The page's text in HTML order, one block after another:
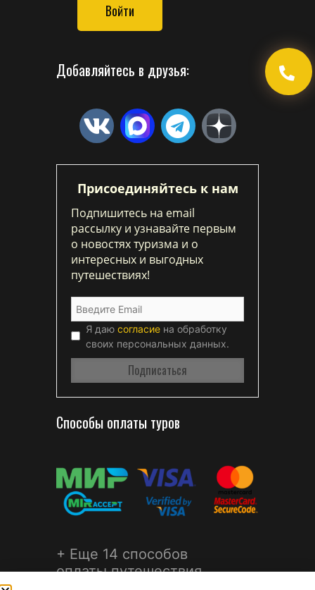
Войти
Добавляйтесь в друзья:
Присоединяйтесь к нам
Подпишитесь на email
рассылку и узнавайте первым
о новостях туризма и о
интересных и выгодных
путешествиях!
Я даю согласие на обработку
своих персональных данных.
Способы оплаты туров
+ Еще 14 способов
оплаты путешествия